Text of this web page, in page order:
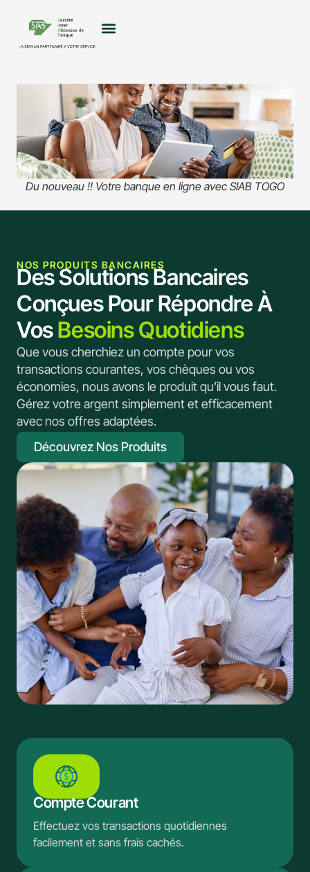
Du nouveau !! Votre banque en ligne avec SIAB TOGO
NOS PRODUITS BANCAIRES
Des Solutions Bancaires
Conçues Pour Répondre À
VosBesoins Quotidiens
Que vous cherchiez un compte pour vos
transactions courantes, vos chèques ou vos
économies, nous avons le produit qu’il vous faut.
Gérez votre argent simplement et efficacement
avec nos offres adaptées.
Découvrez Nos Produits
Compte Courant
Effectuez vos transactions quotidiennes
facilement et sans frais cachés.